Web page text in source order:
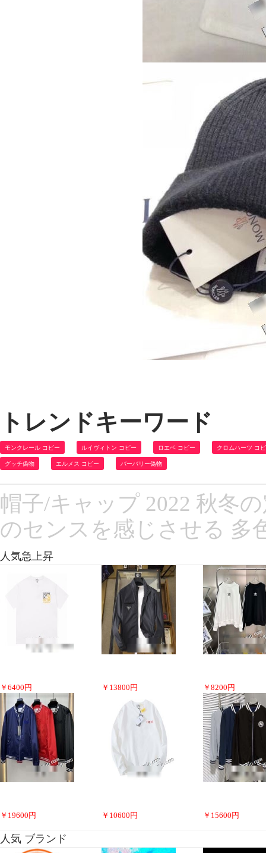
トレンドキーワード
モンクレール コピー ルイヴィトン コピー ロエベ コピー クロムハーツ コ
グッチ偽物 エルメス コピー バーバリー偽物
帽子/キャップ 2022 秋冬
のセンスを感じさせる 多
人気急上昇
￥ 6400 円 ￥ 13800 円 ￥ 8200 円
￥ 19600 円 ￥ 10600 円 ￥ 15600 円
人気 ブランド